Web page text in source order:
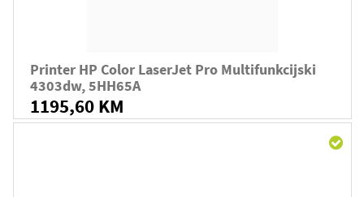
Printer HP Color LaserJet Pro Multifunkcijski
4303dw, 5HH65A
1195,60 KM